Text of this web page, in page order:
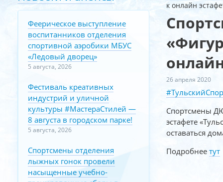
к онлайн
26 апреля 2020
Спортсмены
эстафете
оставаться
Подробнее тут
Феерическое выступление
воспитанников отделения
спортивной аэробики МБУС
«Ледовый дворец»
5 августа, 2026
Фестиваль креативных
индустрий и уличной
культуры #МастераСтилей —
8 августа в городском парке!
5 августа, 2026
Спортсмены отделения
лыжных гонок провели
насыщенные учебно-